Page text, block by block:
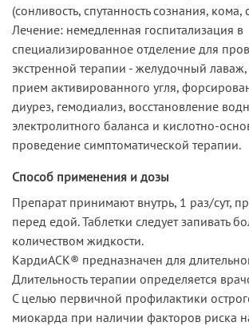
(сонливость, спутанность сознания, кома,
Лечение: немедленная госпитализация в
специализированное отделение для
экстренной терапии - желудочный
прием активированного угля,
диурез, гемодиализ, восстановление
электролитного баланса и кислотно-
проведение симптоматической терапии.
Способ применения и дозы
Препарат принимают внутрь, 1 раз/сут,
перед едой. Таблетки следует запивать
количеством жидкости.
КардиАСК® предназначен для
Длительность терапии определяется
С целью первичной профилактики
миокарда при наличии факторов риска